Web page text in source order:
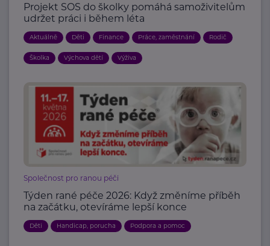
Projekt SOS do školky pomáhá samoživitelům
udržet práci i během léta
Aktuálně Děti Finance Práce, zaměstnání Rodič
Školka Výchova dětí Výživa
Společnost pro ranou péči
Týden rané péče 2026: Když změníme příběh
na začátku, otevíráme lepší konce
Děti Handicap, porucha Podpora a pomoc